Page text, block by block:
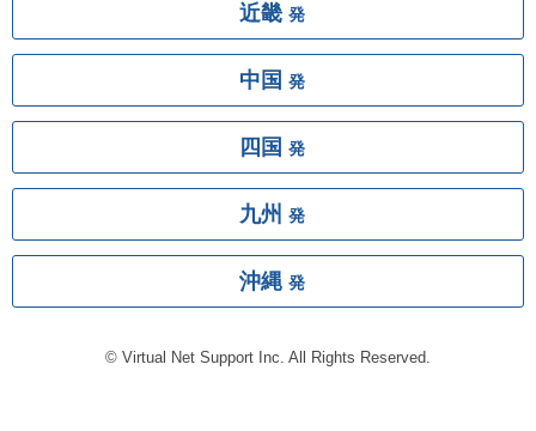
近畿発
中国発
四国発
九州発
沖縄発
© Virtual Net Support Inc. All Rights Reserved.